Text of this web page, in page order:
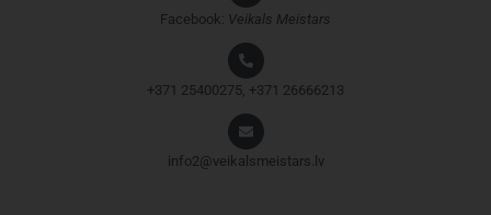
Facebook: Veikals Meistars
+371 25400275, +371 26666213
info2@veikalsmeistars.lv